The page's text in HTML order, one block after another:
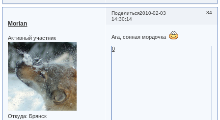
Поделиться 34
2010-02-03
14:30:14
Morian
Активный участник
Откуда: Брянск
Ага, сонная мордочка
0